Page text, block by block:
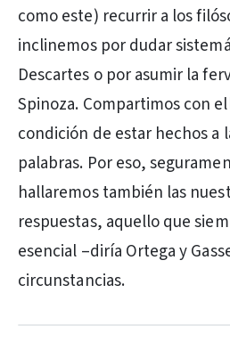
como este) recurrir a los
inclinemos por dudar
Descartes o por asumir la
Spinoza. Compartimos con
condición de estar hechos a
palabras. Por eso,
hallaremos también las
respuestas, aquello que
esencial –diría Ortega y
circunstancias.